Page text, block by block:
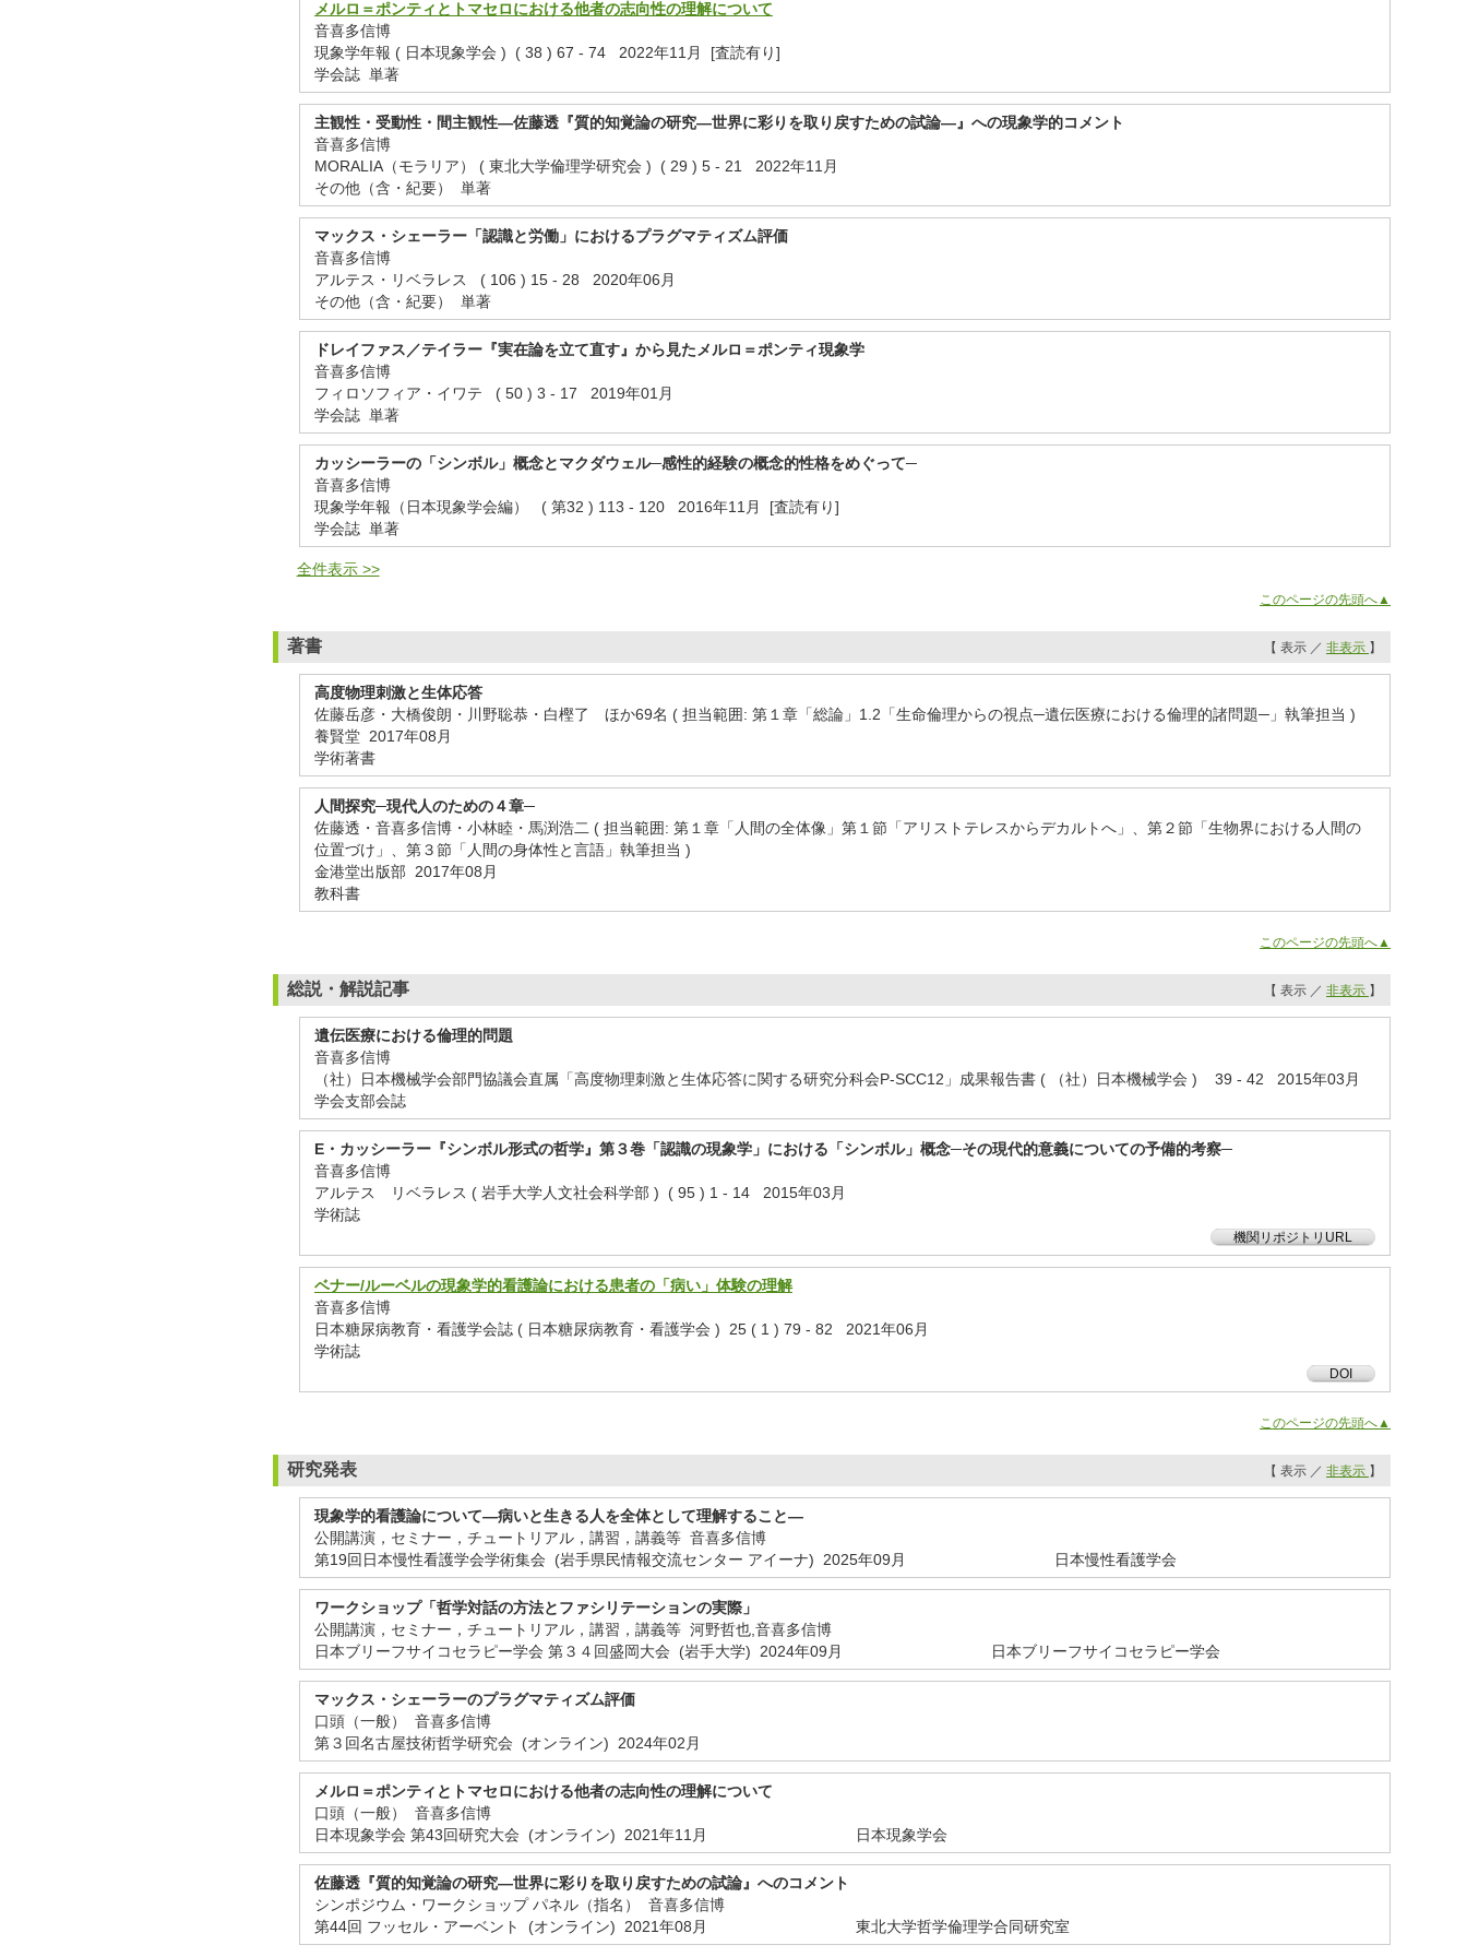
メルロ＝ポンティとトマセロにおける他者の志向性の理解について
音喜多信博
現象学年報 ( 日本現象学会 ) ( 38 ) 67 - 74 2022年11月 [査読有り]
学会誌 単著
主観性・受動性・間主観性—佐藤透『質的知覚論の研究—世界に彩りを取り戻すための試論—』への現象学的コメント
音喜多信博
MORALIA（モラリア） ( 東北大学倫理学研究会 ) ( 29 ) 5 - 21 2022年11月
その他（含・紀要） 単著
マックス・シェーラー「認識と労働」におけるプラグマティズム評価
音喜多信博
アルテス・リベラレス ( 106 ) 15 - 28 2020年06月
その他（含・紀要） 単著
ドレイファス／テイラー『実在論を立て直す』から見たメルロ＝ポンティ現象学
音喜多信博
フィロソフィア・イワテ ( 50 ) 3 - 17 2019年01月
学会誌 単著
カッシーラーの「シンボル」概念とマクダウェル─感性的経験の概念的性格をめぐって─
音喜多信博
現象学年報（日本現象学会編） ( 第32 ) 113 - 120 2016年11月 [査読有り]
学会誌 単著
全件表示 >>
このページの先頭へ▲
著書 【 表示 ／ 非表示 】
高度物理刺激と生体応答
佐藤岳彦・大橋俊朗・川野聡恭・白樫了 ほか69名 ( 担当範囲: 第１章「総論」1.2「生命倫理からの視点─遺伝医療における倫理的諸問題─」執筆担当 )
養賢堂 2017年08月
学術著書
人間探究─現代人のための４章─
佐藤透・音喜多信博・小林睦・馬渕浩二 ( 担当範囲: 第１章「人間の全体像」第１節「アリストテレスからデカルトへ」、第２節「生物界における人間の
位置づけ」、第３節「人間の身体性と言語」執筆担当 )
金港堂出版部 2017年08月
教科書
このページの先頭へ▲
総説・解説記事 【 表示 ／ 非表示 】
遺伝医療における倫理的問題
音喜多信博
（社）日本機械学会部門協議会直属「高度物理刺激と生体応答に関する研究分科会P-SCC12」成果報告書 ( （社）日本機械学会 ) 39 - 42 2015年03月
学会支部会誌
E・カッシーラー『シンボル形式の哲学』第３巻「認識の現象学」における「シンボル」概念─その現代的意義についての予備的考察─
音喜多信博
アルテス リベラレス ( 岩手大学人文社会科学部 ) ( 95 ) 1 - 14 2015年03月
学術誌
機関リポジトリURL
ベナー/ルーベルの現象学的看護論における患者の「病い」体験の理解
音喜多信博
日本糖尿病教育・看護学会誌 ( 日本糖尿病教育・看護学会 ) 25 ( 1 ) 79 - 82 2021年06月
学術誌
DOI
このページの先頭へ▲
研究発表 【 表示 ／ 非表示 】
現象学的看護論について—病いと生きる人を全体として理解すること—
公開講演，セミナー，チュートリアル，講習，講義等 音喜多信博
第19回日本慢性看護学会学術集会 (岩手県民情報交流センター アイーナ)
2025年09月 日本慢性看護学会
ワークショップ「哲学対話の方法とファシリテーションの実際」
公開講演，セミナー，チュートリアル，講習，講義等 河野哲也,音喜多信博
日本ブリーフサイコセラピー学会 第３４回盛岡大会 (岩手大学)
2024年09月 日本ブリーフサイコセラピー学会
マックス・シェーラーのプラグマティズム評価
口頭（一般） 音喜多信博
第３回名古屋技術哲学研究会 (オンライン)
2024年02月
メルロ＝ポンティとトマセロにおける他者の志向性の理解について
口頭（一般） 音喜多信博
日本現象学会 第43回研究大会 (オンライン)
2021年11月 日本現象学会
佐藤透『質的知覚論の研究—世界に彩りを取り戻すための試論』へのコメント
シンポジウム・ワークショップ パネル（指名） 音喜多信博
第44回 フッセル・アーベント (オンライン)
2021年08月 東北大学哲学倫理学合同研究室